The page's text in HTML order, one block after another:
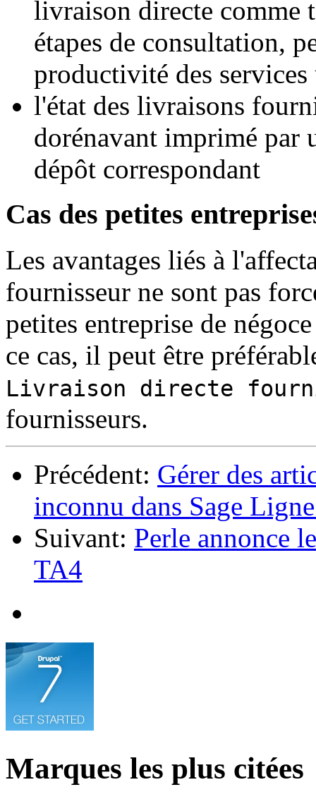
livraison directe comme
étapes de consultation,
productivité des
l'état des livraisons
dorénavant imprimé par
dépôt correspondant
Cas des petites
Les avantages liés à
fournisseur ne sont pas
petites entreprise de
ce cas, il peut être
Livraison directe
fournisseurs.
Précédent: Gérer des
inconnu dans Sage
Suivant: Perle annonce
TA4
Marques les plus citées